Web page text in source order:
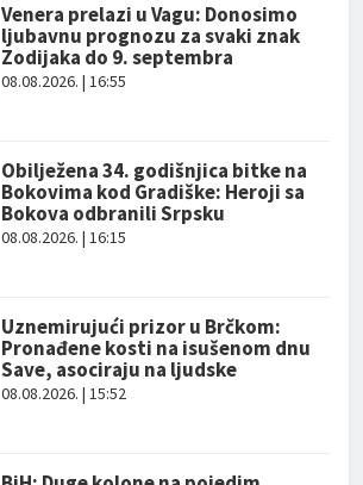
Venera prelazi u Vagu: Donosimo
ljubavnu prognozu za svaki znak
Zodijaka do 9. septembra
08.08.2026. | 16:55
Obilježena 34. godišnjica bitke na
Bokovima kod Gradiške: Heroji sa
Bokova odbranili Srpsku
08.08.2026. | 16:15
Uznemirujući prizor u Brčkom:
Pronađene kosti na isušenom dnu
Save, asociraju na ljudske
08.08.2026. | 15:52